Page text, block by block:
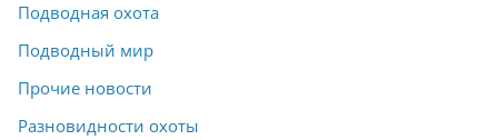
Подводная охота
Подводный мир
Прочие новости
Разновидности охоты